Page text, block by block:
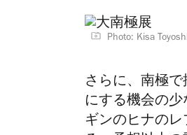
Photo: Kisa
さらに、南極
にする機会の
ギンのヒナの